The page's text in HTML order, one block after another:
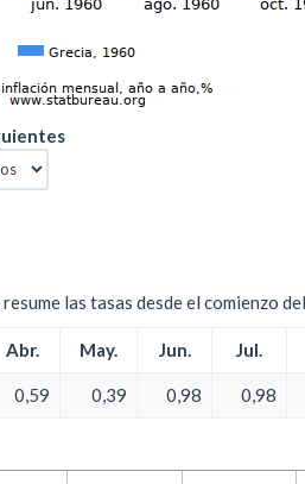
las tasas desde el comienzo
Abr. May. Jun. Jul.
0,59 0,39 0,98 0,98